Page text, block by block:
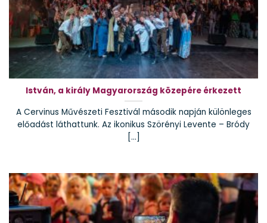
István, a király Magyarország közepére érkezett
A Cervinus Művészeti Fesztivál második napján különleges
előadást láthattunk. Az ikonikus Szörényi Levente – Bródy
[...]